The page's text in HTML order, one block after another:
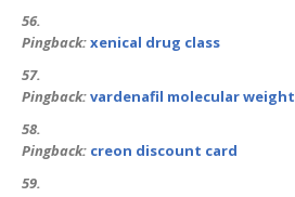
Pingback:xenical drug class
Pingback:vardenafil molecular weight
Pingback: creon discount card